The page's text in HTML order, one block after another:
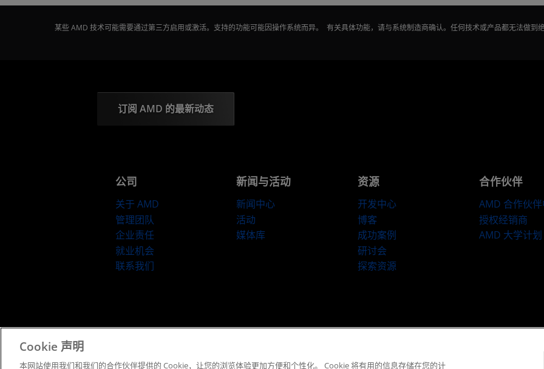
某些 AMD 技术可能需要通过第三方启用或激活。支持的功能可能因操作系统而异。 有关具体功能，请与系统制造商确认。任何技术或产品都无法做到绝
订阅 AMD 的最新动态
公司
关于 AMD
管理团队
企业责任
就业机会
联系我们
新闻与活动
新闻中心
活动
媒体库
资源
开发中心
博客
成功案例
研讨会
探索资源
合作伙伴
AMD 合作伙
授权经销商
AMD 大学计划
© 2026 Advanced Micro Devices, Inc.
Cookie 声明
本网站使用我们和我们的合作伙伴提供的 Cookie，让您的浏览体验更加方便和个性化。 Cookie 将有用的信息存储在您的计